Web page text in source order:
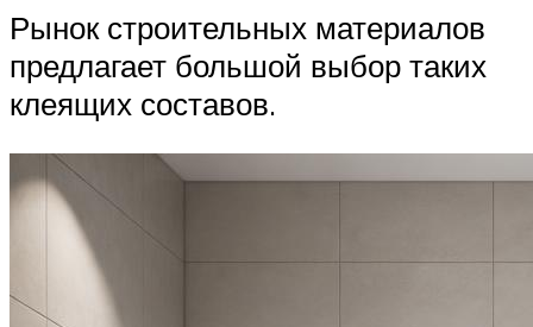
Рынок строительных материалов
предлагает большой выбор таких
клеящих составов.